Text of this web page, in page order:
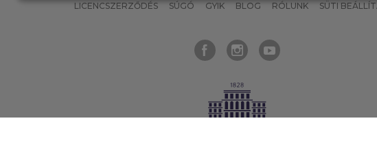
LICENCSZERZŐDÉS SÚGÓ GYIK BLOG RÓLUNK SÜTI